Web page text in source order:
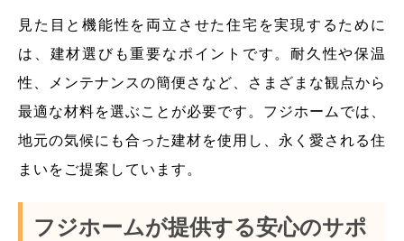
見た目と機能性を両立させた住宅を実現するために
は、建材選びも重要なポイントです。耐久性や保温
性、メンテナンスの簡便さなど、さまざまな観点から
最適な材料を選ぶことが必要です。フジホームでは、
地元の気候にも合った建材を使用し、永く愛される住
まいをご提案しています。
フジホームが提供する安心のサポ